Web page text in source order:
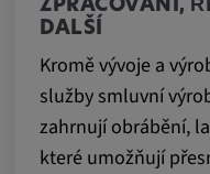
ZPRACOVÁNÍ,
DALŠÍ
Kromě vývoje a
služby smluvní
zahrnují obrábění,
které umožňují